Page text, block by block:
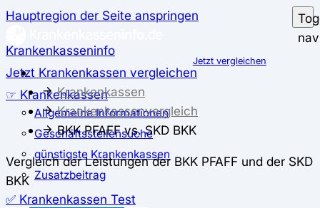
Hauptregion der Seite anspringen
Krankenkasseninfo
Jetzt Krankenkassen vergleichen
☞ Krankenkassen
Allgemeine Informationen
Geschäftsstellensuche
günstigste Krankenkassen
Zusatzbeitrag
✅ Krankenkassen Test
Jetzt vergleichen
Krankenkassen
Krankenkassenvergleich
BKK PFAFF vs. SKD BKK
Vergleich der Leistungen der BKK PFAFF und der SKD
BKK